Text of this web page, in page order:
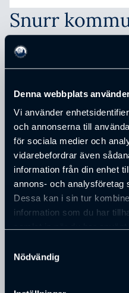
Denna webbplats
Vi använder
och annonserna till
för sociala medier och
vidarebefordrar även
information från din enhet
annons- och analysföretag
Dessa kan i sin tur
information som du har
Nödvändig
Snurr
Okrångligt är ett ord vi
personer. Som kund är
ditt företag behöver. Utan
krångligt, tar lång tid eller
det här med
dig som vill arbeta med
mindre.
ADRESS
POSTNUMMER